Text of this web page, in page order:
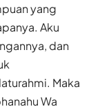
yang
Aku
dan
Maka
Wa